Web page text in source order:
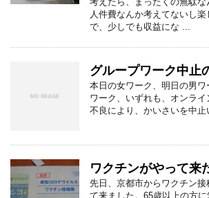
人件費なんか考えてないし
で、少しでも収益にな ...
グループワーク中止
本日の女ワーク、明日の男
ワーク、いずれも、オンラ
不良により、かいさいを中止
ワクチンがやって来
先日、京都市からワクチン
て来ました。65歳以上の方